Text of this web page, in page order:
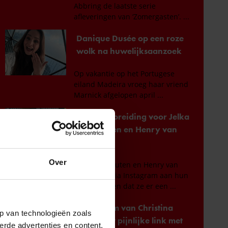
Over
van technologieën zoals
advertenties en content,